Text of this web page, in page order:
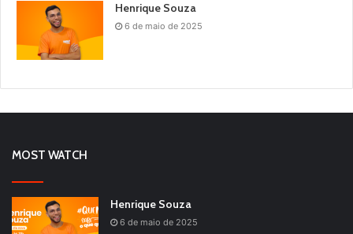
Henrique Souza
6 de maio de 2025
MOST WATCH
Henrique Souza
6 de maio de 2025